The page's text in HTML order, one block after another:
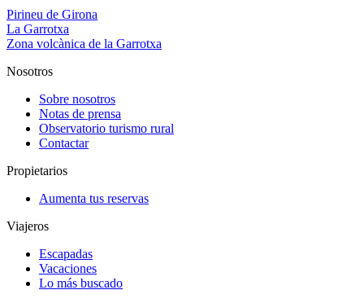
Pirineu de Girona
La Garrotxa
Zona volcànica de la Garrotxa
Nosotros
Sobre nosotros
Notas de prensa
Observatorio turismo rural
Contactar
Propietarios
Aumenta tus reservas
Viajeros
Escapadas
Vacaciones
Lo más buscado